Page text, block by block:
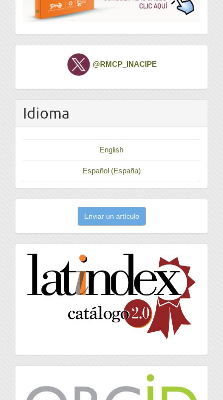
Twitter @RMCP_INACIPE
Idioma
English
Español (España)
artículo
Enviar un artículo
latindex